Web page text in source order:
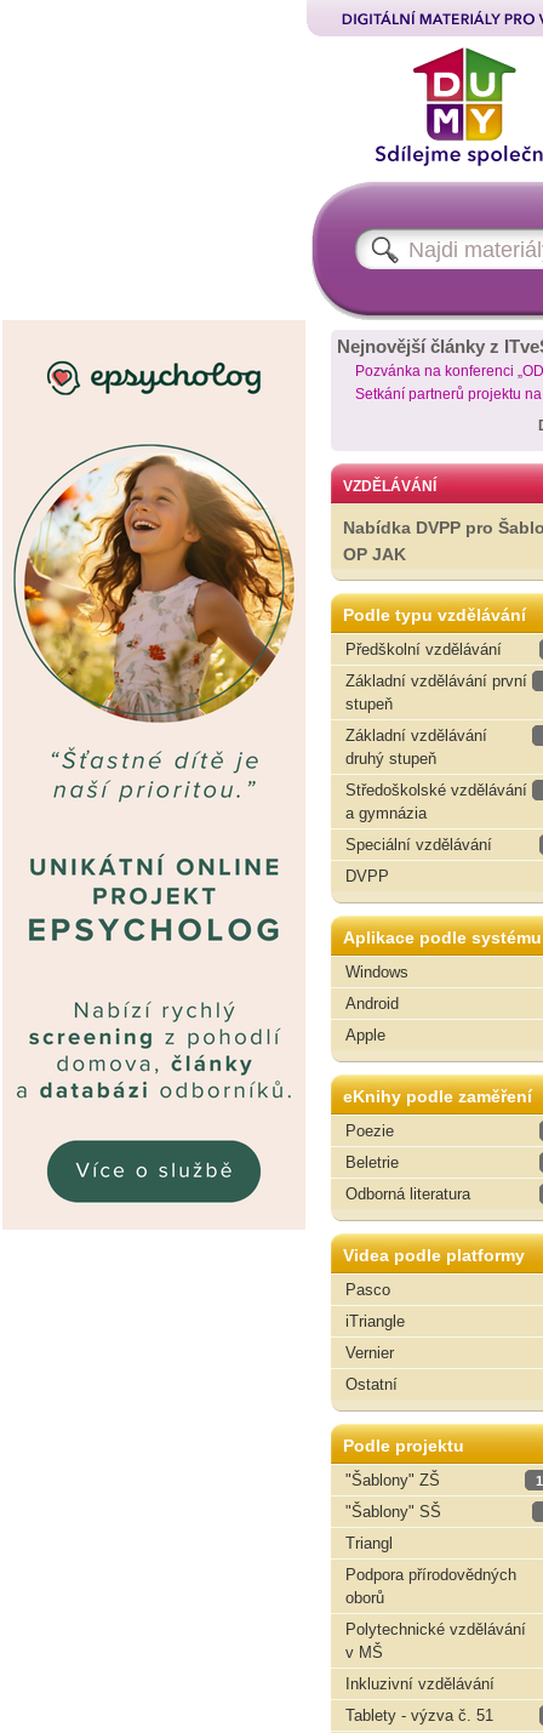
Nejnovější články z
Pozvánka na konferenci
Setkání partnerů projektu
VZDĚLÁVÁNÍ
Nabídka DVPP pro
OP JAK
Podle typu vzdělávání
Předškolní vzdělávání
Základní vzdělávání první
stupeň
Základní vzdělávání
druhý stupeň
Středoškolské vzdělávání
a gymnázia
Speciální vzdělávání
DVPP
Aplikace podle systému
Windows
Android
Apple
eKnihy podle zaměření
Poezie
Beletrie
Odborná literatura
Videa podle platformy
Pasco
iTriangle
Vernier
Ostatní
Podle projektu
"Šablony" ZŠ
"Šablony" SŠ
Triangl
Podpora přírodovědných
oborů
Polytechnické vzdělávání
v MŠ
Inkluzivní vzdělávání
Tablety - výzva č. 51